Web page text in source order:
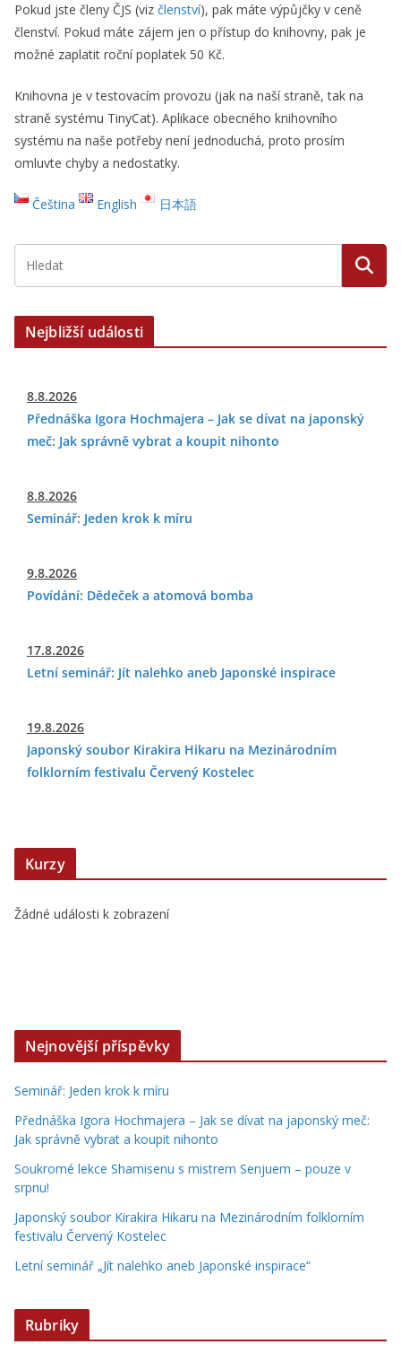
Pokud jste členy ČJS (viz členství), pak máte výpůjčky v ceně
členství. Pokud máte zájem jen o přístup do knihovny, pak je
možné zaplatit roční poplatek 50 Kč.
Knihovna je v testovacím provozu (jak na naší straně, tak na
straně systému TinyCat). Aplikace obecného knihovního
systému na naše potřeby není jednoduchá, proto prosím
omluvte chyby a nedostatky.
Čeština English 日本語
Nejbližší události
8.8.2026
Přednáška Igora Hochmajera – Jak se dívat na japonský
meč: Jak správně vybrat a koupit nihonto
8.8.2026
Seminář: Jeden krok k míru
9.8.2026
Povídání: Dědeček a atomová bomba
17.8.2026
Letní seminář: Jít nalehko aneb Japonské inspirace
19.8.2026
Japonský soubor Kirakira Hikaru na Mezinárodním
folklorním festivalu Červený Kostelec
Kurzy
Žádné události k zobrazení
Nejnovější příspěvky
Seminář: Jeden krok k míru
Přednáška Igora Hochmajera – Jak se dívat na japonský meč:
Jak správně vybrat a koupit nihonto
Soukromé lekce Shamisenu s mistrem Senjuem – pouze v
srpnu!
Japonský soubor Kirakira Hikaru na Mezinárodním folklorním
festivalu Červený Kostelec
Letní seminář „Jít nalehko aneb Japonské inspirace“
Rubriky